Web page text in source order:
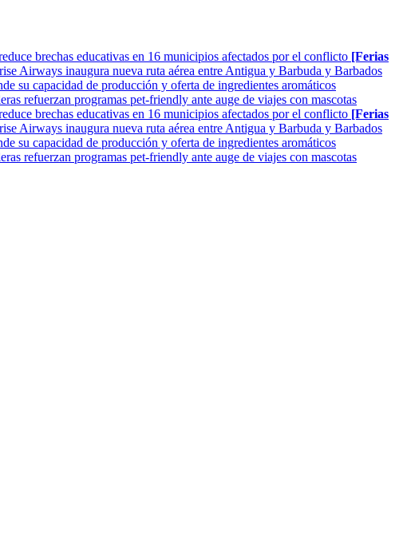
brechas educativas en 16 municipios afectados por el conflicto [Ferias
Airways inaugura nueva ruta aérea entre Antigua y Barbuda y Barbados
su capacidad de producción y oferta de ingredientes aromáticos
refuerzan programas pet-friendly ante auge de viajes con mascotas
brechas educativas en 16 municipios afectados por el conflicto [Ferias
Airways inaugura nueva ruta aérea entre Antigua y Barbuda y Barbados
su capacidad de producción y oferta de ingredientes aromáticos
refuerzan programas pet-friendly ante auge de viajes con mascotas